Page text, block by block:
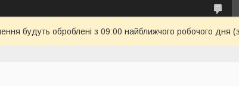
будуть оброблені з 09:00 найближчого робочого дня